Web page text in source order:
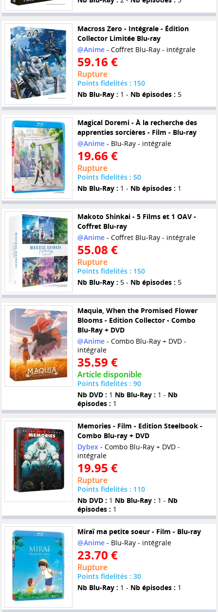
Macross Zero - Intégrale - Édition
Collector Limitée Blu-ray
@Anime- Coffret Blu-Ray - intégrale
59.16 €
Rupture
Points fidelités : 150
Nb Blu-Ray : 1 - Nb épisodes : 5
Magical Doremi - À la recherche des
apprenties sorcières - Film - Blu-ray
@Anime- Blu-Ray - intégrale
19.66 €
Rupture
Points fidelités : 50
Nb Blu-Ray : 1 - Nb épisodes : 1
Makoto Shinkai - 5 Films et 1 OAV -
Coffret Blu-ray
@Anime- Coffret Blu-Ray - intégrale
55.08 €
Rupture
Points fidelités : 150
Nb Blu-Ray : 5 - Nb épisodes : 5
Maquia, When the Promised Flower
Blooms - Edition Collector - Combo
Blu-Ray + DVD
@Anime- Combo Blu-Ray + DVD -
intégrale
35.59 €
Article disponible
Points fidelités : 90
Nb DVD : 1 Nb Blu-Ray : 1 - Nb
épisodes : 1
Memories - Film - Edition Steelbook -
Combo Blu-ray + DVD
Dybex - Combo Blu-Ray + DVD -
intégrale
19.95 €
Rupture
Points fidelités : 110
Nb DVD : 1 Nb Blu-Ray : 1 - Nb
épisodes : 1
Miraï ma petite soeur - Film - Blu-ray
@Anime- Blu-Ray - intégrale
23.70 €
Rupture
Points fidelités : 30
Nb Blu-Ray : 1 - Nb épisodes : 1